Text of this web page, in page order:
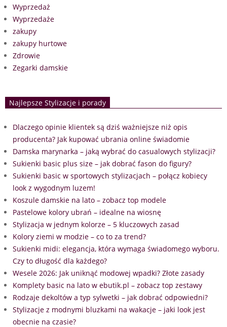
Wyprzedaż
Wyprzedaże
zakupy
zakupy hurtowe
Zdrowie
Zegarki damskie
Najlepsze Stylizacje i porady
Dlaczego opinie klientek są dziś ważniejsze niż opis
producenta? Jak kupować ubrania online świadomie
Damska marynarka – jaką wybrać do casualowych stylizacji?
Sukienki basic plus size – jak dobrać fason do figury?
Sukienki basic w sportowych stylizacjach – połącz kobiecy
look z wygodnym luzem!
Koszule damskie na lato – zobacz top modele
Pastelowe kolory ubrań – idealne na wiosnę
Stylizacja w jednym kolorze – 5 kluczowych zasad
Kolory ziemi w modzie – co to za trend?
Sukienki midi: elegancja, która wymaga świadomego wyboru.
Czy to długość dla każdego?
Wesele 2026: Jak uniknąć modowej wpadki? Złote zasady
Komplety basic na lato w ebutik.pl – zobacz top zestawy
Rodzaje dekoltów a typ sylwetki – jak dobrać odpowiedni?
Stylizacje z modnymi bluzkami na wakacje – jaki look jest
obecnie na czasie?